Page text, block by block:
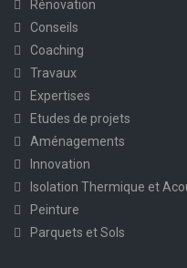
Rénovation
Conseils
Coaching
Travaux
Expertises
Etudes de projets
Aménagements
Innovation
Isolation Thermique et
Peinture
Parquets et Sols